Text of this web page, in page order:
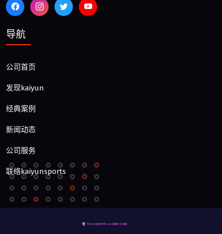
导航
公司首页
发现kaiyun
经典案例
新闻动态
公司服务
联络kaiyunsports